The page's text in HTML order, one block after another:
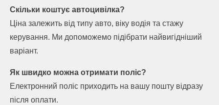
Скільки коштує автоцивілка?
Ціна залежить від типу авто, віку водія та стажу
керування. Ми допоможемо підібрати найвигідніший
варіант.
Як швидко можна отримати поліс?
Електронний поліс приходить на вашу пошту відразу
після оплати.